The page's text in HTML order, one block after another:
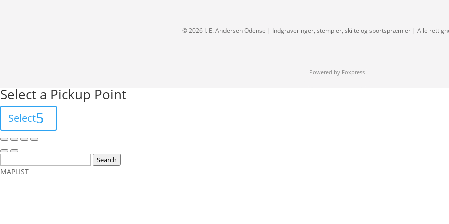
© 2026 I. E. Andersen Odense | Indgraveringer, stempler, skilte og sportspræmier | Alle
Powered by Foxpress
Select a Pickup Point
Select
Search
MAPLIST